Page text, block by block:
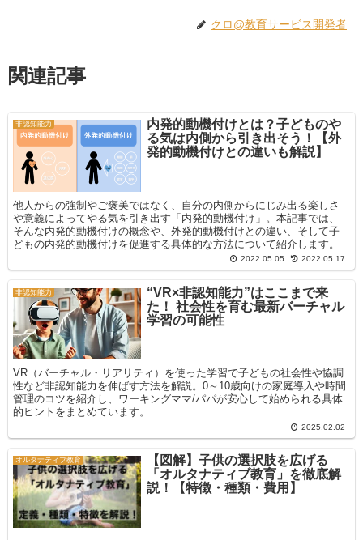
クロ@教育サービス開発者
関連記事
非認知能力
内発的動機付けとは？子どものや
る気は内側から引き出そう！【外
発的動機付けとの違いも解説】
他人からの強制やご褒美ではなく、自分の内側からにじみ出る楽しさ
や意義によってやる気を引き出す「内発的動機付け」。本記事では、
そんな内発的動機付けの概念や、外発的動機付けとの違い、そして子
どもの内発的動機付けを促進する具体的な方法について紹介します。
2022.05.05 2022.05.17
非認知能力
“VR×非認知能力”はここまで来
た！ 社会性を育む最新バーチャル
学習の可能性
VR（バーチャル・リアリティ）を使った学習で子どもの社会性や協調
性など非認知能力を伸ばす方法を解説。0～10歳向けの家庭導入や時間
管理のコツを紹介し、ワーキングママ/パパが安心して始められる具体
的ヒントをまとめています。
2025.02.02
オルタナティブ教育
【図解】子供の選択肢を広げる
「オルタナティブ教育」を徹底解
説！【特徴・種類・費用】